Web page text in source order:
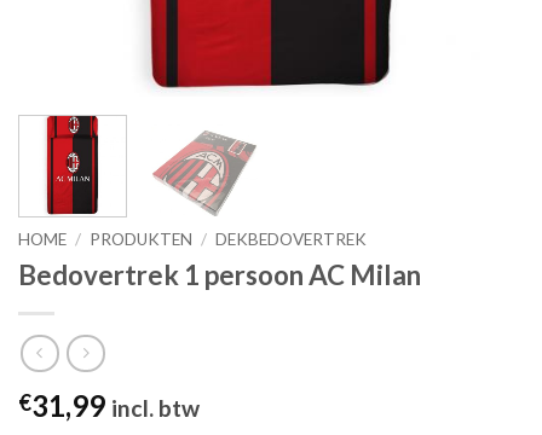
HOME / PRODUKTEN / DEKBEDOVERTREK
Bedovertrek 1 persoon AC Milan
€31,99 incl. btw